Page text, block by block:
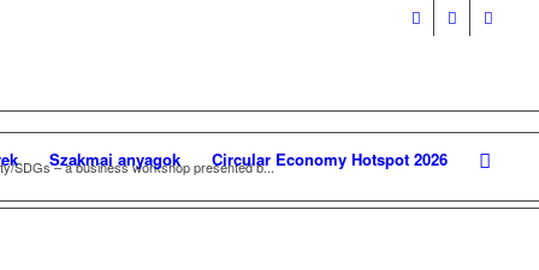
Szakmai anyagok Circular Economy Hotspot 2026
SDGs – a business workshop presented b...